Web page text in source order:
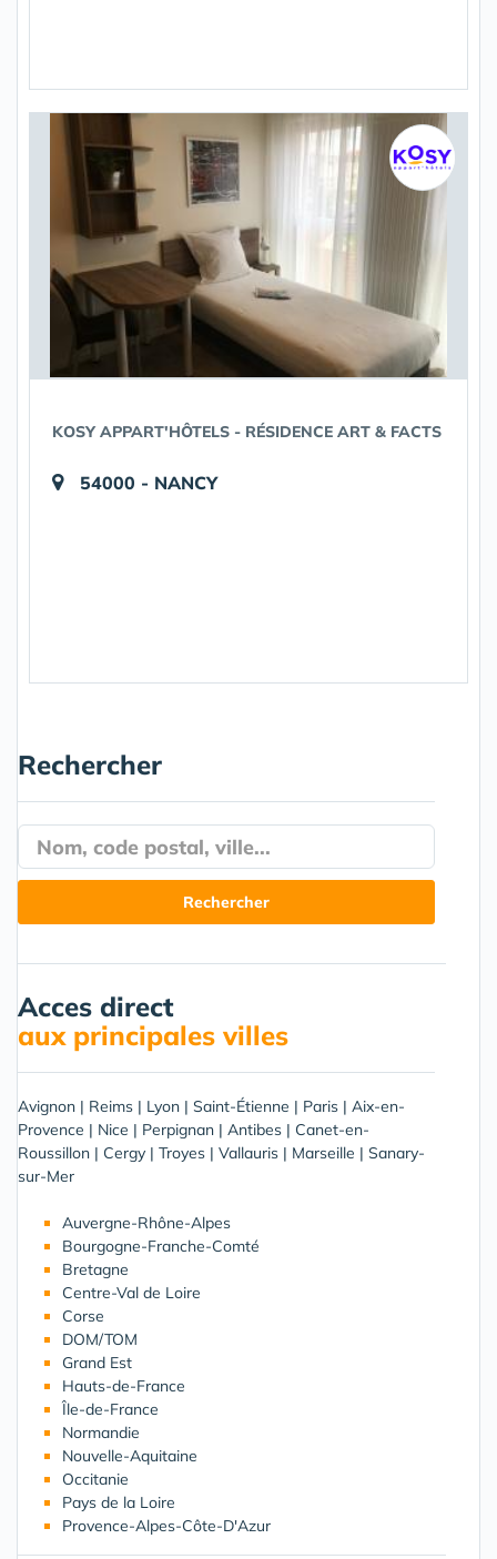
KOSY APPART'HÔTELS - RÉSIDENCE ART & FACTS
54000 - NANCY
Rechercher
Acces direct
aux principales villes
Avignon | Reims | Lyon | Saint-Étienne | Paris | Aix-en-
Provence | Nice | Perpignan | Antibes | Canet-en-
Roussillon | Cergy | Troyes | Vallauris | Marseille | Sanary-
sur-Mer
Auvergne-Rhône-Alpes
Bourgogne-Franche-Comté
Bretagne
Centre-Val de Loire
Corse
DOM/TOM
Grand Est
Hauts-de-France
Île-de-France
Normandie
Nouvelle-Aquitaine
Occitanie
Pays de la Loire
Provence-Alpes-Côte-D'Azur